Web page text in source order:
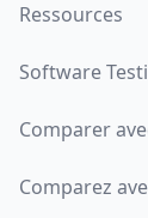
Ressources
Software
Comparer
Comparez